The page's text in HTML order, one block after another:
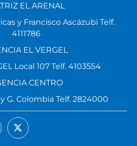
EL ARENAL
y Francisco Ascázubi Telf.
4111786
EL VERGEL
Local 107 Telf. 4103554
CENTRO
G. Colombia Telf. 2824000